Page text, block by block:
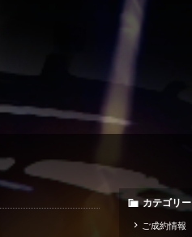
カテゴリー
ご成約情報